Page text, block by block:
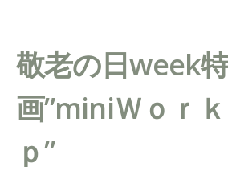
敬老の日week
画”miniＷｏｒ
ｐ”